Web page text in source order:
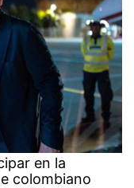
en la
colombiano